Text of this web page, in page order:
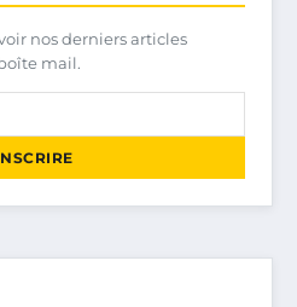
nos derniers articles
mail.